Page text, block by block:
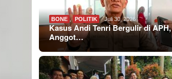
BONE , POLITIK Juli 30, 2026
Kasus Andi Tenri Bergulir di APH,
Anggot…